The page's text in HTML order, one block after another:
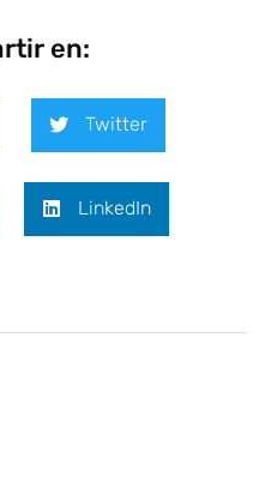
en:
Twitter
LinkedIn